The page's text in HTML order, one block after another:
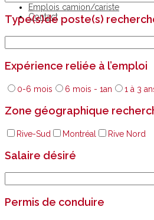
Emplois camion/cariste
Contact
Type(s)de poste(s)
Expérience reliée à l’emploi
0-6 mois 6 mois - 1an 1 à 3
Zone géographique
Rive-Sud Montréal Rive Nord
Salaire désiré
Permis de conduire